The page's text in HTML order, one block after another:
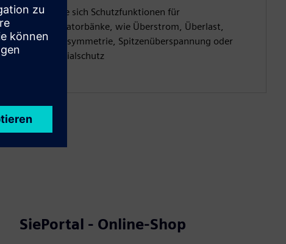
Holen Sie sich Schutzfunktionen für
Kondensatorbänke, wie Überstrom, Überlast,
Stromunsymmetrie, Spitzenüberspannung oder
Differentialschutz
SiePortal - Online-Shop